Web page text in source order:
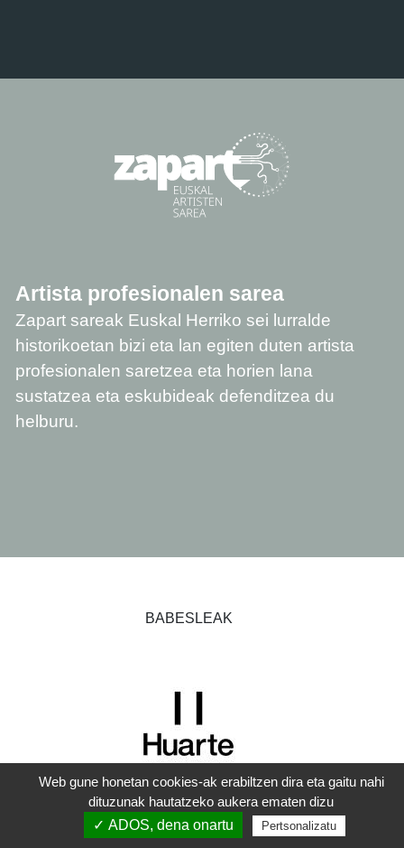
Artista profesionalen sarea
Zapart sareak Euskal Herriko sei lurralde
historikoetan bizi eta lan egiten duten artista
profesionalen saretzea eta horien lana
sustatzea eta eskubideak defenditzea du
helburu.
BABESLEAK
Web gune honetan cookies-ak erabiltzen dira eta gaitu nahi
dituzunak hautatzeko aukera ematen dizu
✓ ADOS, dena onartu
Pertsonalizatu